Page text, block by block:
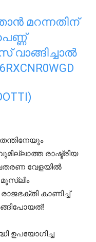
മറന്നതിന്
വാങ്ങിച്ചാൽ
രാഷ്ട്രീയ
വേളയില്‍
കാണിച്ച്
ഉപയോഗിച്ച